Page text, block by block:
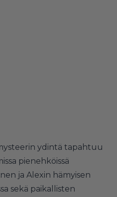
ydintä tapahtuu
pienehköissä
ja Alexin hämyisen
sekä paikallisten